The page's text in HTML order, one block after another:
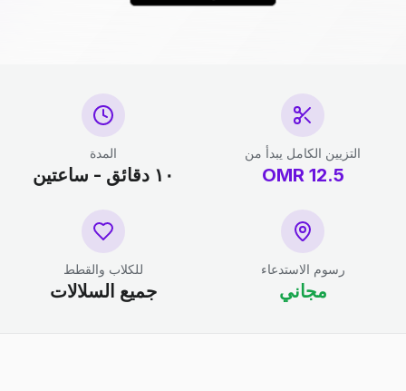
التزيين الكامل يبدأ من
12.5
OMR
المدة
١٠ دقائق - ساعتين
رسوم الاستدعاء
مجاني
للكلاب والقطط
جميع السلالات